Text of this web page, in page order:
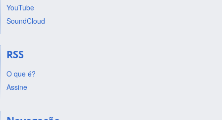
YouTube
SoundCloud
RSS
O que é?
Assine